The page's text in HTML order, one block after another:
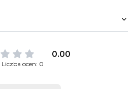
0.00
Liczba ocen: 0